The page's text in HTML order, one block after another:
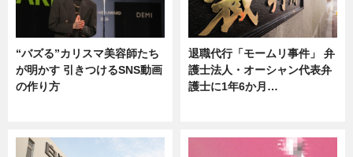
“バズる”カリスマ美容師たち
が明かす 引きつけるSNS動画
の作り方
退職代行「モームリ事件」 弁
護士法人・オーシャン代表弁
護士に1年6か月…